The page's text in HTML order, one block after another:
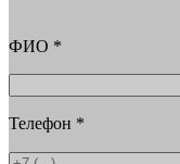
ФИО *
Телефон *